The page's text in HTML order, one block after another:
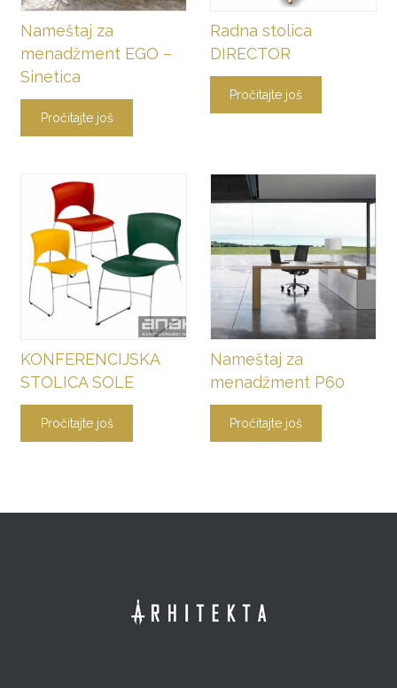
Nameštaj za
menadžment EGO –
Sinetica
Pročitajte još
Radna stolica
DIRECTOR
Pročitajte još
KONFERENCIJSKA
STOLICA SOLE
Pročitajte još
Nameštaj za
menadžment P60
Pročitajte još